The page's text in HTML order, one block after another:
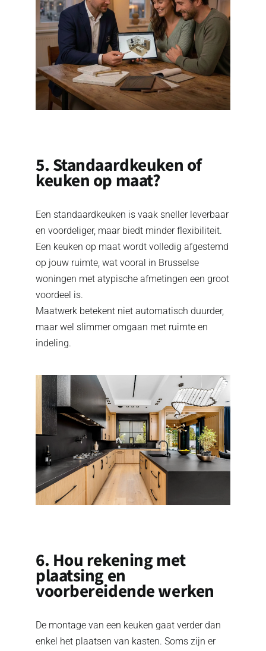
5. Standaardkeuken of
keuken op maat?
Een standaardkeuken is vaak sneller leverbaar
en voordeliger, maar biedt minder flexibiliteit.
Een keuken op maat wordt volledig afgestemd
op jouw ruimte, wat vooral in Brusselse
woningen met atypische afmetingen een groot
voordeel is.
Maatwerk betekent niet automatisch duurder,
maar wel slimmer omgaan met ruimte en
indeling.
6. Hou rekening met
plaatsing en
voorbereidende werken
De montage van een keuken gaat verder dan
enkel het plaatsen van kasten. Soms zijn er